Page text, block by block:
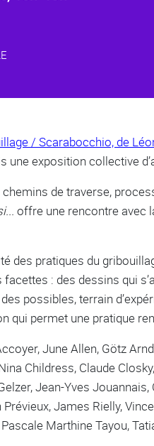
/ Scarabocchio, de
une exposition collective
de traverse,
offre une rencontre avec
des pratiques du
: des dessins qui
possibles, terrain
qui permet une pratique
June Allen, Götz
Childress, Claude
Jean-Yves
James Rielly,
Marthine Tayou,